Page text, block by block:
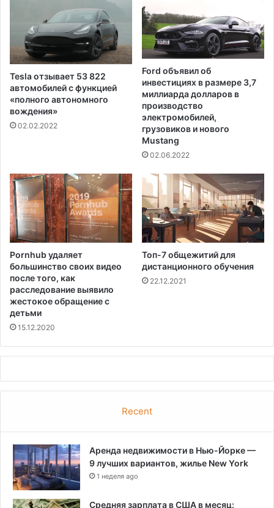
Tesla отзывает 53 822
автомобилей с функцией
«полного автономного
вождения»
02.02.2022
Ford объявил об
инвестициях в размере 3,7
миллиарда долларов в
производство
электромобилей,
грузовиков и нового
Mustang
02.06.2022
Pornhub удаляет
большинство своих видео
после того, как
расследование выявило
жестокое обращение с
детьми
15.12.2020
Топ-7 общежитий для
дистанционного обучения
22.12.2021
Recent
Аренда недвижимости в Нью-Йорке —
9 лучших вариантов, жилье New York
1 неделя ago
Средняя зарплата в США в месяц: